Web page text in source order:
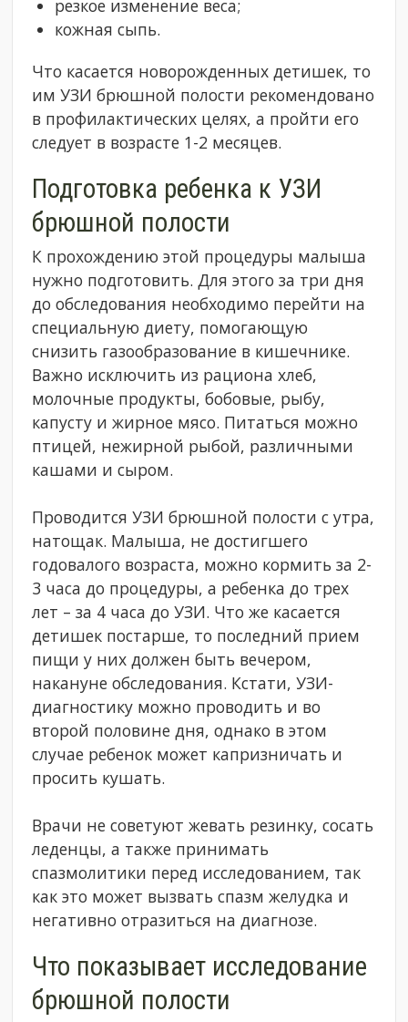
резкое изменение веса;
кожная сыпь.
Что касается новорожденных детишек, то
им УЗИ брюшной полости рекомендовано
в профилактических целях, а пройти его
следует в возрасте 1-2 месяцев.
Подготовка ребенка к УЗИ
брюшной полости
К прохождению этой процедуры малыша
нужно подготовить. Для этого за три дня
до обследования необходимо перейти на
специальную диету, помогающую
снизить газообразование в кишечнике.
Важно исключить из рациона хлеб,
молочные продукты, бобовые, рыбу,
капусту и жирное мясо. Питаться можно
птицей, нежирной рыбой, различными
кашами и сыром.
Проводится УЗИ брюшной полости с утра,
натощак. Малыша, не достигшего
годовалого возраста, можно кормить за 2-
3 часа до процедуры, а ребенка до трех
лет – за 4 часа до УЗИ. Что же касается
детишек постарше, то последний прием
пищи у них должен быть вечером,
накануне обследования. Кстати, УЗИ-
диагностику можно проводить и во
второй половине дня, однако в этом
случае ребенок может капризничать и
просить кушать.
Врачи не советуют жевать резинку, сосать
леденцы, а также принимать
спазмолитики перед исследованием, так
как это может вызвать спазм желудка и
негативно отразиться на диагнозе.
Что показывает исследование
брюшной полости